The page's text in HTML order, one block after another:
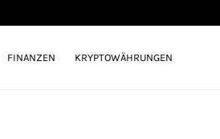
FINANZEN KRYPTOWÄHRUNGEN